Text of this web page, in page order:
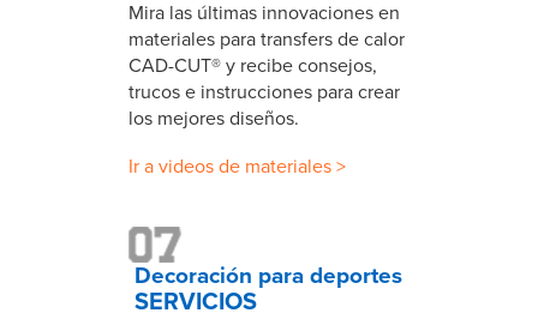
Mira las últimas innovaciones en
materiales para transfers de calor
CAD-CUT® y recibe consejos,
trucos e instrucciones para crear
los mejores diseños.
Ir a videos de materiales >
Decoración para deportes
SERVICIOS